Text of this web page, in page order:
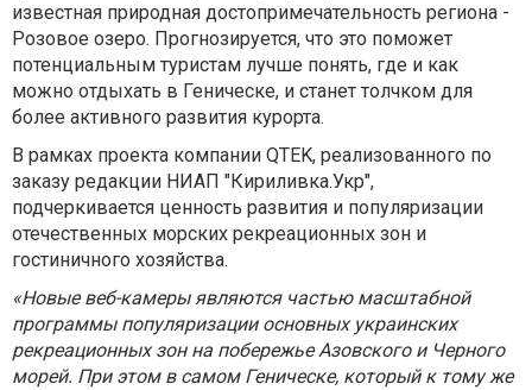
известная природная достопримечательность региона -
Розовое озеро. Прогнозируется, что это поможет
потенциальным туристам лучше понять, где и как
можно отдыхать в Геническе, и станет толчком для
более активного развития курорта.
В рамках проекта компании QTEK, реализованного по
заказу редакции НИАП "Кириливка.Укр",
подчеркивается ценность развития и популяризации
отечественных морских рекреационных зон и
гостиничного хозяйства.
«Новые веб-камеры являются частью масштабной
программы популяризации основных украинских
рекреационных зон на побережье Азовского и Черного
морей. При этом в самом Геническе, который к тому же